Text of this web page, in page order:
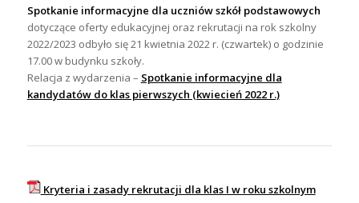
Spotkanie informacyjne dla uczniów szkół podstawowych
dotyczące oferty edukacyjnej oraz rekrutacji na rok szkolny
2022/2023 odbyło się 21 kwietnia 2022 r. (czwartek) o godzinie
17.00 w budynku szkoły.
Relacja z wydarzenia – Spotkanie informacyjne dla
kandydatów do klas pierwszych (kwiecień 2022 r.)
Kryteria i zasady rekrutacji dla klas I w roku szkolnym